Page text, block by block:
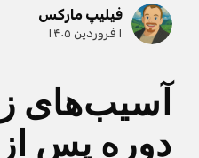
فیلیپ مارکس
۱ فروردین ۱۴۰۵
آسیب‌های
دوره پس